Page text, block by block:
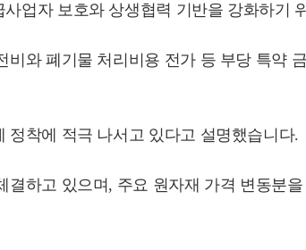
업자 보호와 상생협력 기반을 강화하기
와 폐기물 처리비용 전가 등 부당 특약
착에 적극 나서고 있다고 설명했습니다.
하고 있으며, 주요 원자재 가격 변동분